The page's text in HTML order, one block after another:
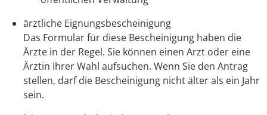
ärztliche Eignungsbescheinigung
Das Formular für diese Bescheinigung haben die
Ärzte in der Regel. Sie können einen Arzt oder eine
Ärztin Ihrer Wahl aufsuchen. Wenn Sie den Antrag
stellen, darf die Bescheinigung nicht älter als ein Jahr
sein.